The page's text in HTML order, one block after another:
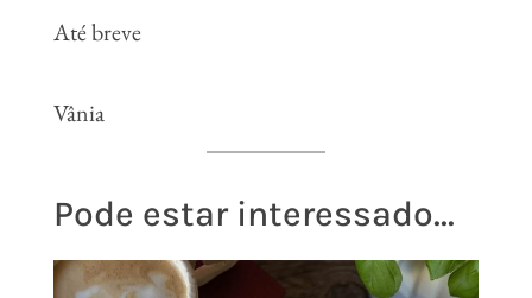
Até breve
Vânia
Pode estar interessado...